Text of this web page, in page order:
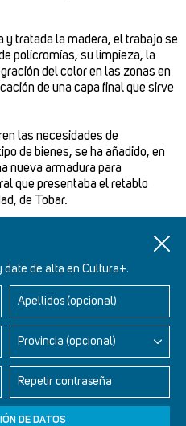
date de alta en Cultura+.
Apellidos (opcional)
Provincia (opcional)
Repetir contraseña
DE DATOS
tratada la madera, el trabajo se
policromías, su limpieza, la
del color en las zonas en
de una capa final que sirve
las necesidades de
de bienes, se ha añadido, en
nueva armadura para
que presentaba el retablo
de Tobar.
Este de León